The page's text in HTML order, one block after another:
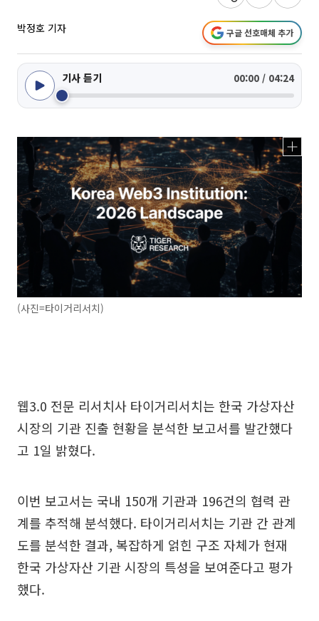
박정호 기자 구글 선호매체 추가
기사 듣기 00:00 / 04:24
(사진=타이거리서치)
웹3.0 전문 리서치사 타이거리서치는 한국 가상자산
시장의 기관 진출 현황을 분석한 보고서를 발간했다
고 1일 밝혔다.
이번 보고서는 국내 150개 기관과 196건의 협력 관
계를 추적해 분석했다. 타이거리서치는 기관 간 관계
도를 분석한 결과, 복잡하게 얽힌 구조 자체가 현재
한국 가상자산 기관 시장의 특성을 보여준다고 평가
했다.